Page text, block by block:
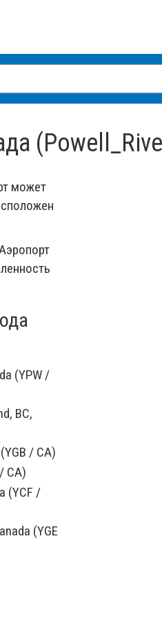
может
(YPW /
BC,
/ CA)
CA)
(YCF /
(YGE